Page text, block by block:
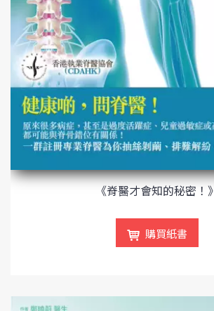
《脊醫才會知的秘密！》
購買紙書